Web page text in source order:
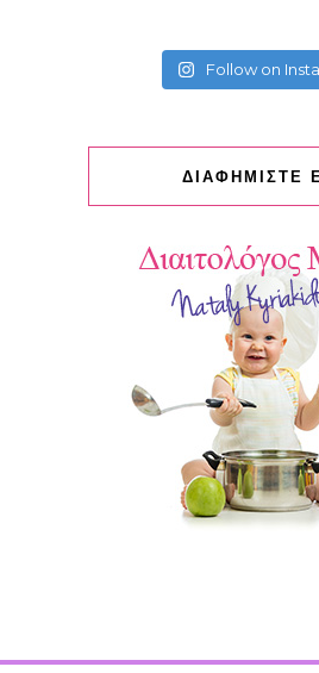
Follow on
ΔΙΑΦΗΜΙΣΤΕ